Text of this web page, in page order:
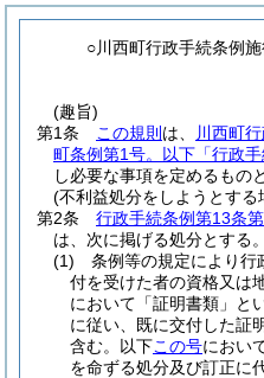
○川西町行政手続条例施
(趣旨)
第1条
この規則 は、 川西町
町条例第1号。以下「行政
し必要な事項を定めるもの
(不利益処分をしようとす
第2条
行政手続条例第13条
は、次に掲げる処分とする。
(1)
条例等の規定により行
付を受けた者の資格又は
において「証明書類」と
に従い、既に交付した証
含む。以下この号におい
を命ずる処分及び訂正に